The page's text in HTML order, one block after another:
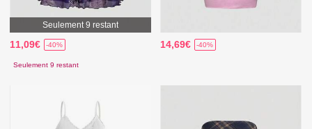
Seulement 9 restant
11,09€ -40%
Seulement 9 restant
14,69€ -40%